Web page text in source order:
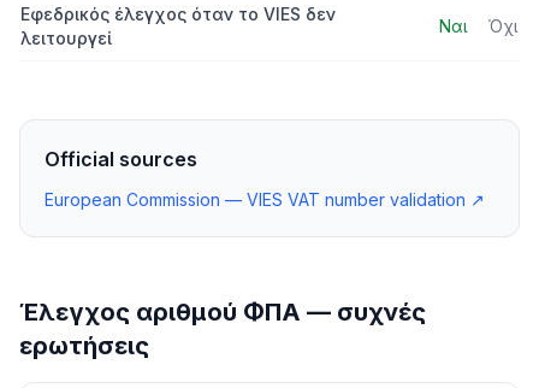
Εφεδρικός έλεγχος όταν το VIES δεν
λειτουργεί
Ναι Όχι
Official sources
European Commission — VIES VAT number validation ↗
Έλεγχος αριθμού ΦΠΑ — συχνές
ερωτήσεις